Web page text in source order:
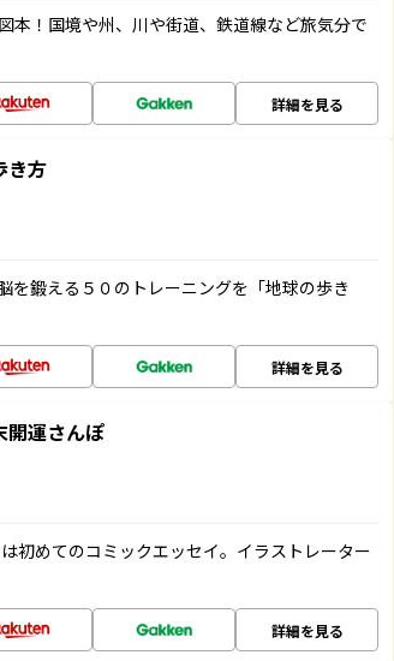
本！国境や州、川や街道、鉄道線など旅気分で
詳細を見る
き方
を鍛える５０のトレーニングを「地球の歩き
詳細を見る
運さんぽ
初めてのコミックエッセイ。イラストレーター
詳細を見る